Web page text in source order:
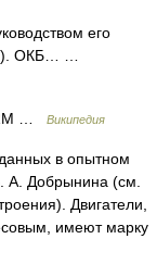
его
1). ОКБ… …
… Википедия
в опытном
А. Добрынина (см.
Двигатели,
имеют марку